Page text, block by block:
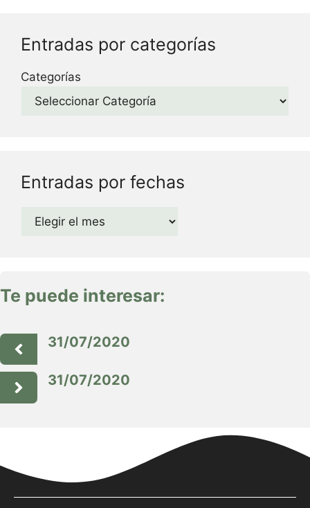
Entradas por categorías
Categorías
Entradas por fechas
Archivos
Te puede interesar:
31/07/2020
31/07/2020